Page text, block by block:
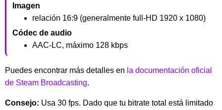
Imagen
relación 16:9 (generalmente full-HD 1920 x 1080)
Códec de audio
AAC-LC, máximo 128 kbps
Puedes encontrar más detalles en la documentación oficial
de Steam Broadcasting.
Consejo: Usa 30 fps. Dado que tu bitrate total está limitado